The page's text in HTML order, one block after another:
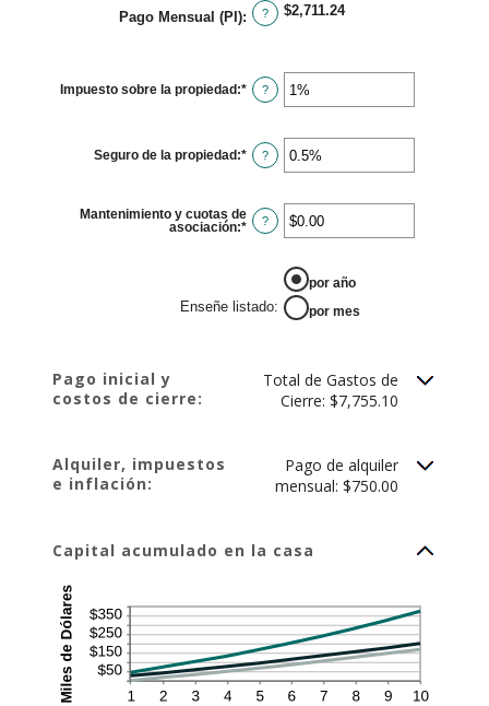
Pago Mensual (PI): ? $2,711.24
Impuesto sobre la propiedad:* Ingresa
un
0%
y
20%
?
Seguro de la propiedad:* Ingresa
un
0%
y
10%
?
Mantenimiento y cuotas de
asociación:* Ingresa
-$20,000.00
$20,000.00
?
Enseñe listado:
por año
por mes
Pago inicial y
costos de cierre:
Total de Gastos de
Cierre: $7,755.10
Alquiler, impuestos
e inflación:
Pago de alquiler
mensual: $750.00
Capital acumulado en la casa